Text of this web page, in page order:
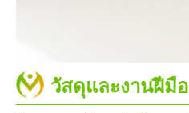
วัสดุและงานฝีมือ